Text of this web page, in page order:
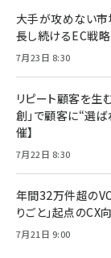
大手が攻めない市
長し続けるEC戦略
7月23日 8:30
リピート顧客を生
創」で顧客に“選
催】
7月22日 8:30
年間32万件超の
りごと」起点のCX
7月21日 9:00